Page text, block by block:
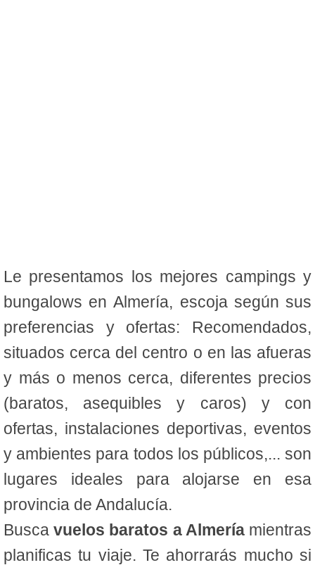
Le presentamos los mejores campings y
bungalows en Almería, escoja según sus
preferencias y ofertas: Recomendados,
situados cerca del centro o en las afueras
y más o menos cerca, diferentes precios
(baratos, asequibles y caros) y con
ofertas, instalaciones deportivas, eventos
y ambientes para todos los públicos,... son
lugares ideales para alojarse en esa
provincia de Andalucía.
Buscavuelos baratos a Almeríamientras
planificas tu viaje. Te ahorrarás mucho si